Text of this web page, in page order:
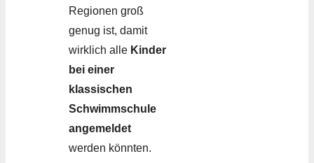
Regionen groß
genug ist, damit
wirklich alle Kinder
bei einer
klassischen
Schwimmschule
angemeldet
werden könnten.